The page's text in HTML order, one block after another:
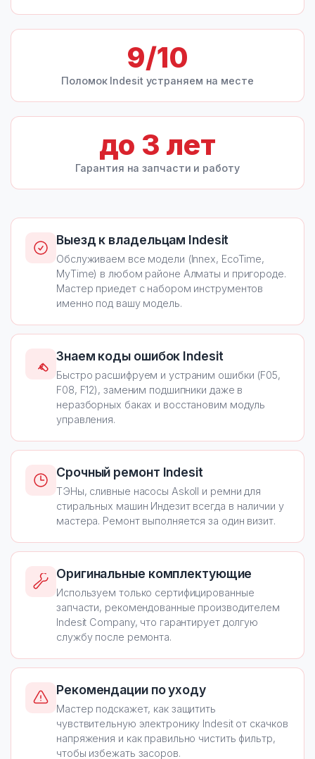
9/10
Поломок Indesit устраняем на месте
до 3 лет
Гарантия на запчасти и работу
Выезд к владельцам Indesit
Обслуживаем все модели (Innex, EcoTime,
MyTime) в любом районе Алматы и пригороде.
Мастер приедет с набором инструментов
именно под вашу модель.
Знаем коды ошибок Indesit
Быстро расшифруем и устраним ошибки (F05,
F08, F12), заменим подшипники даже в
неразборных баках и восстановим модуль
управления.
Срочный ремонт Indesit
ТЭНы, сливные насосы Askoll и ремни для
стиральных машин Индезит всегда в наличии у
мастера. Ремонт выполняется за один визит.
Оригинальные комплектующие
Используем только сертифицированные
запчасти, рекомендованные производителем
Indesit Company, что гарантирует долгую
службу после ремонта.
Рекомендации по уходу
Мастер подскажет, как защитить
чувствительную электронику Indesit от скачков
напряжения и как правильно чистить фильтр,
чтобы избежать засоров.